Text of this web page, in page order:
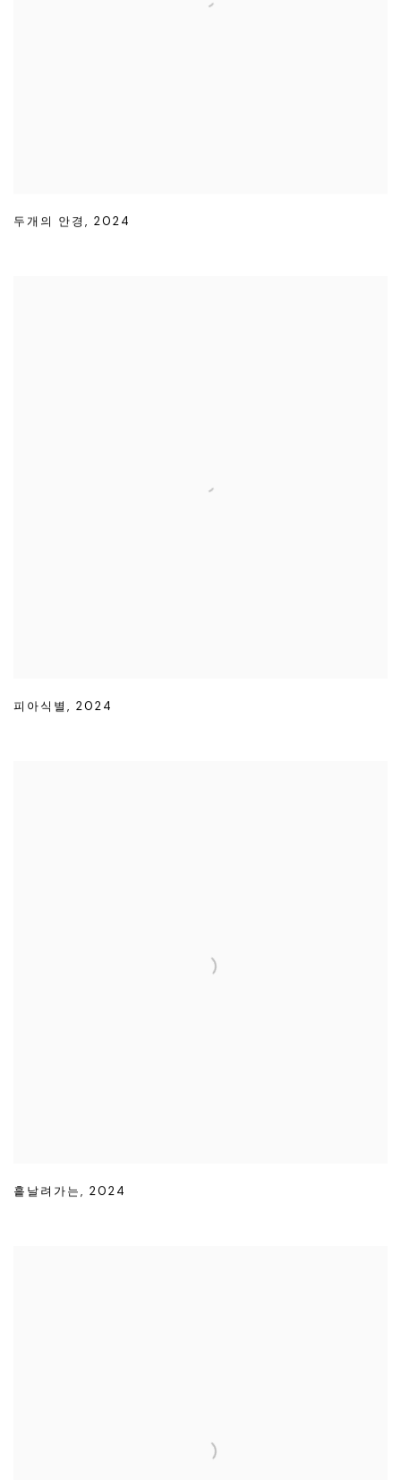
두개의 안경, 2024
피아식별, 2024
흩날려가는, 2024